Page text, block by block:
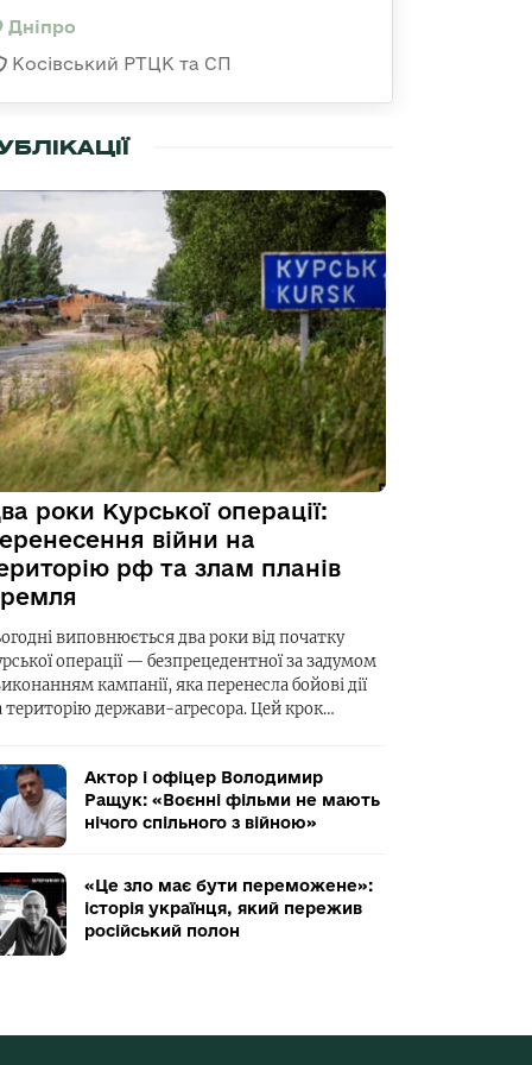
Дніпро
Косівський РТЦК та СП
роки Курської операції:
війни на
рф та злам планів
виповнюється два роки від початку
операції — безпрецедентної за задумом
кампанії, яка перенесла бойові дії
територію держави-агресора. Цей крок…
Актор і офіцер Володимир
Ращук: «Воєнні фільми не мають
нічого спільного з війною»
«Це зло має бути переможене»:
історія українця, який пережив
російський полон